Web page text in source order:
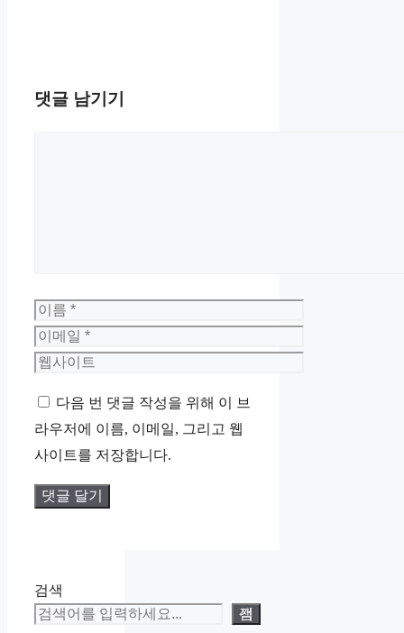
댓글 남기기
이
름
이
메
웹
트
다음 번 댓글 작성을 위해 이 브
라우저에 이름, 이메일, 그리고 웹
사이트를 저장합니다.
검색
검색